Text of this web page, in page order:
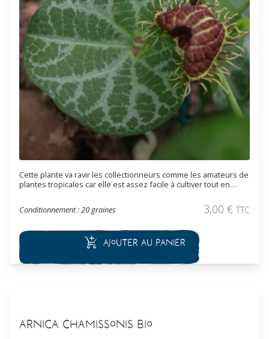
Cette plante va ravir les collectionneurs comme les amateurs de
plantes tropicales car elle est assez facile à cultiver tout en
petite taille sont complexes. Elles ont un calice de forme
incurvé, en forme de trompe recourbée, dont l’extrémité est de
espèce en pot de préférence ou sous abris. Plante toxique.
Conditionnement : 20 graines 3,00 € TTC
Ajouter au panier
Arnica chamissonis Bio